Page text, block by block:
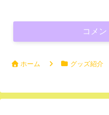
コメ
ホーム グッズ紹介